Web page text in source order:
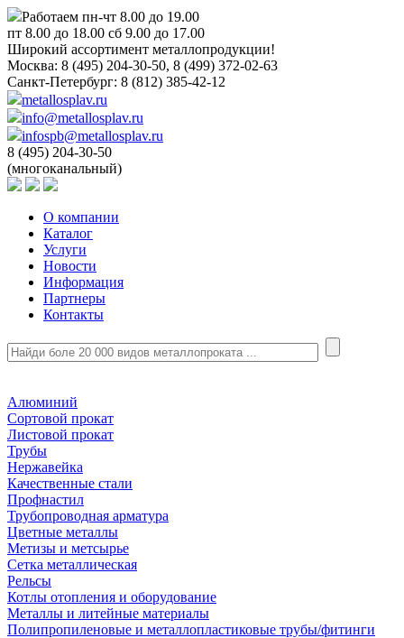
Работаем пн-чт 8.00 до 19.00
пт 8.00 до 18.00 сб 9.00 до 17.00
Широкий ассортимент металлопродукции!
Москва: 8 (495) 204-30-50, 8 (499) 372-02-63
Санкт-Петербург: 8 (812) 385-42-12
metallosplav.ru
info@metallosplav.ru
infospb@metallosplav.ru
8 (495) 204-30-50
(многоканальный)
О компании
Каталог
Услуги
Новости
Информация
Партнеры
Контакты
Алюминий
Сортовой прокат
Листовой прокат
Трубы
Нержавейка
Качественные стали
Профнастил
Трубопроводная арматура
Цветные металлы
Метизы и метсырье
Сетка металлическая
Рельсы
Котлы отопления и оборудование
Металлы и литейные материалы
Полипропиленовые и металлопластиковые трубы/фитинги